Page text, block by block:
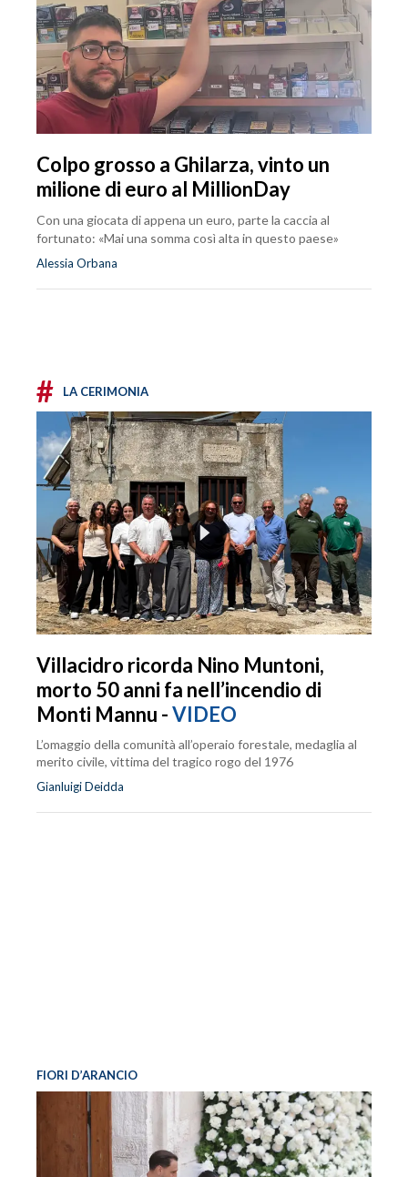
Colpo grosso a Ghilarza, vinto un
milione di euro al MillionDay
Con una giocata di appena un euro, parte la caccia al
fortunato: «Mai una somma così alta in questo paese»
Alessia Orbana
# LA CERIMONIA
Villacidro ricorda Nino Muntoni,
morto 50 anni fa nell’incendio di
Monti Mannu -VIDEO
L’omaggio della comunità all’operaio forestale, medaglia al
merito civile, vittima del tragico rogo del 1976
Gianluigi Deidda
FIORI D’ARANCIO